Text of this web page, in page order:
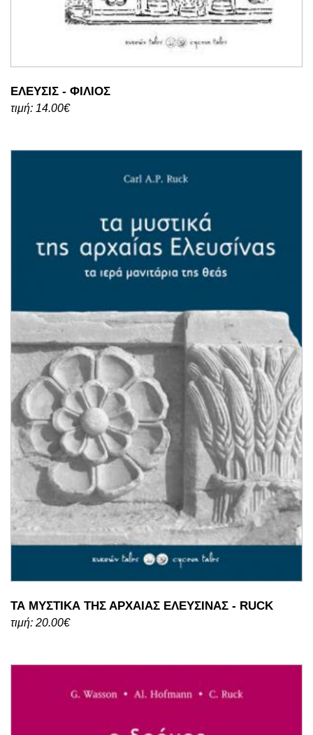
ΕΛΕΥΣΙΣ - ΦΙΛΙΟΣ
τιμή: 14.00€
ΤΑ ΜΥΣΤΙΚΑ ΤΗΣ ΑΡΧΑΙΑΣ ΕΛΕΥΣΙΝΑΣ - RUCK
τιμή: 20.00€